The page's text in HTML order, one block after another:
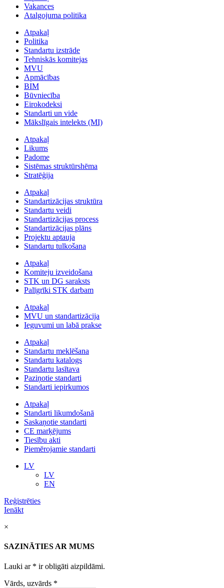
Vakances
Atalgojuma politika
Atpakaļ
Politika
Standartu izstrāde
Tehniskās komitejas
MVU
Apmācības
BIM
Būvniecība
Eirokodeksi
Standarti un vide
Mākslīgais intelekts (MI)
Atpakaļ
Likums
Padome
Sistēmas struktūrshēma
Stratēģija
Atpakaļ
Standartizācijas struktūra
Standartu veidi
Standartizācijas process
Standartizācijas plāns
Projektu aptauja
Standartu tulkošana
Atpakaļ
Komiteju izveidošana
STK un DG saraksts
Palīgrīki STK darbam
Atpakaļ
MVU un standartizācija
Ieguvumi un labā prakse
Atpakaļ
Standartu meklēšana
Standartu katalogs
Standartu lasītava
Paziņotie standarti
Standarti iepirkumos
Atpakaļ
Standarti likumdošanā
Saskaņotie standarti
CE marķējums
Tiesību akti
Piemērojamie standarti
LV
LV
EN
Reģistrēties
Ienākt
×
SAZINĀTIES AR MUMS
Lauki ar * ir obligāti aizpildāmi.
Vārds, uzvārds *